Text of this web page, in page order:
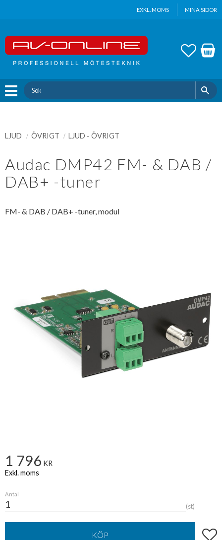
EXKL. MOMS MINA SIDOR
LJUD ÖVRIGT LJUD - ÖVRIGT
Audac DMP42 FM- & DAB /
DAB+ -tuner
FM- & DAB / DAB+ -tuner, modul
1 796 KR
Antal
st
KÖP Lägg